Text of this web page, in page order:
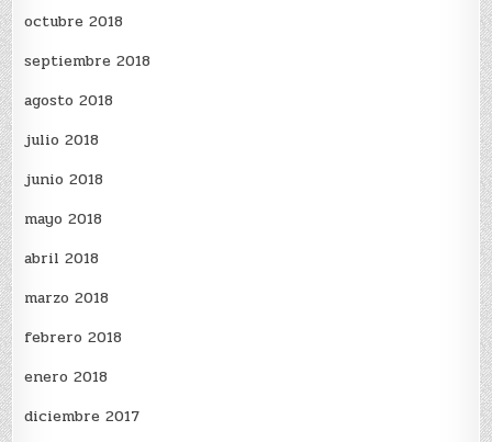
octubre 2018
septiembre 2018
agosto 2018
julio 2018
junio 2018
mayo 2018
abril 2018
marzo 2018
febrero 2018
enero 2018
diciembre 2017